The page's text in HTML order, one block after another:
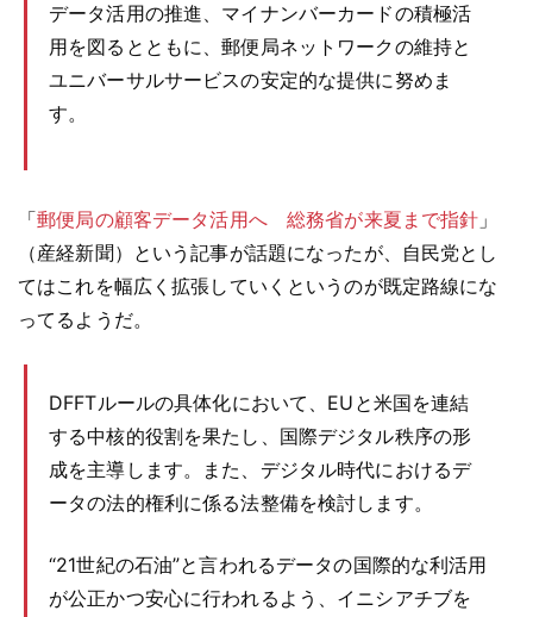
データ活用の推進、マイナンバーカードの積極活
用を図るとともに、郵便局ネットワークの維持と
ユニバーサルサービスの安定的な提供に努めま
す。
「郵便局の顧客データ活用へ 総務省が来夏まで指針 」
（産経新聞）という記事が話題になったが、自民党とし
てはこれを幅広く拡張していくというのが既定路線にな
ってるようだ。
DFFTルールの具体化において、EUと米国を連結
する中核的役割を果たし、国際デジタル秩序の形
成を主導します。また、デジタル時代におけるデ
ータの法的権利に係る法整備を検討します。
“21世紀の石油”と言われるデータの国際的な利活用
が公正かつ安心に行われるよう、イニシアチブを